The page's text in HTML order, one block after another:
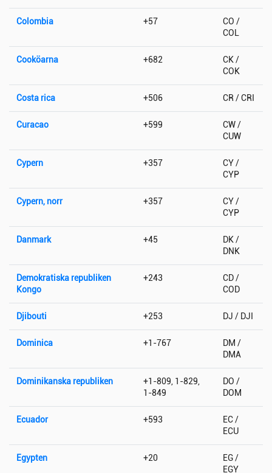
Colombia +57
CO /
COL
Cooköarna +682
CK /
COK
Costa rica +506 CR / CRI
Curacao +599
CW /
CUW
Cypern +357
CY /
CYP
Cypern, norr +357
CY /
CYP
Danmark +45
DK /
DNK
Demokratiska republiken
Kongo
+243
CD /
COD
Djibouti +253 DJ / DJI
Dominica +1-767
DM /
DMA
Dominikanska republiken
+1-809, 1-829,
1-849
DO /
DOM
Ecuador +593
EC /
ECU
Egypten +20
EG /
EGY